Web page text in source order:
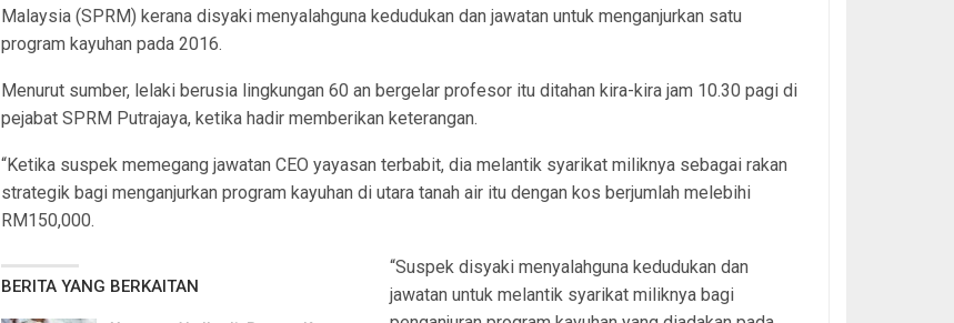
Malaysia (SPRM) kerana disyaki menyalahguna kedudukan dan jawatan untuk menganjurkan satu
program kayuhan pada 2016.
Menurut sumber, lelaki berusia lingkungan 60 an bergelar profesor itu ditahan kira-kira jam 10.30 pagi di
pejabat SPRM Putrajaya, ketika hadir memberikan keterangan.
“Ketika suspek memegang jawatan CEO yayasan terbabit, dia melantik syarikat miliknya sebagai rakan
strategik bagi menganjurkan program kayuhan di utara tanah air itu dengan kos berjumlah melebihi
RM150,000.
BERITA YANG BERKAITAN
“Suspek disyaki menyalahguna kedudukan dan
jawatan untuk melantik syarikat miliknya bagi